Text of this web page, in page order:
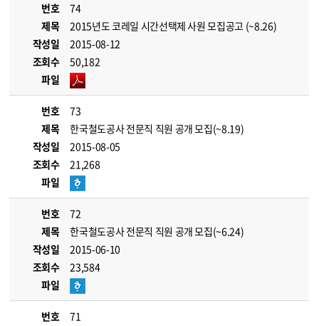
번호
74
제목
2015년도 코레일 시간선택제 사원 모집공고 (~8.26)
작성일
2015-08-12
조회수
50,182
파일
번호
73
제목
한국철도공사 전문직 직원 공개 모집(~8.19)
작성일
2015-08-05
조회수
21,268
파일
번호
72
제목
한국철도공사 전문직 직원 공개 모집(~6.24)
작성일
2015-06-10
조회수
23,584
파일
번호
71